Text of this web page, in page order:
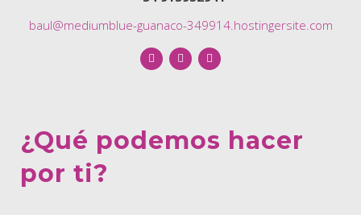
baul@mediumblue-guanaco-349914.hostingersite.com
¿Qué podemos hacer
por ti?